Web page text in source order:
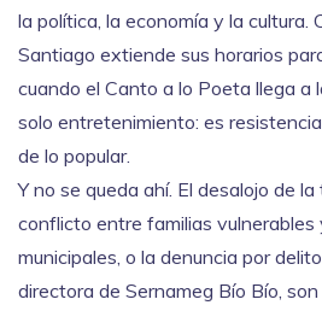
la política, la economía y la cultura.
Santiago extiende sus horarios
cuando el Canto a lo Poeta llega a
solo entretenimiento: es
de lo popular.
Y no se queda ahí. El desalojo de
conflicto entre familias vulnerables
municipales, o la denuncia por
directora de Sernameg Bío Bío,